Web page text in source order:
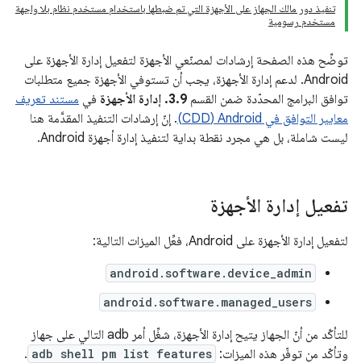
تنفيذ دور مالك الجهاز على الأجهزة التي تم ضبطها باستخدام مستخدم نظام بلا واجهة
مستخدم رسومية
توضِّح هذه الصفحة إرشادات لمصنّعي الأجهزة لتفعيل إدارة الأجهزة على
Android. لدعم إدارة الأجهزة، يجب أن تستوفي الأجهزة جميع متطلبات
توافق البرامج المحدّدة ضمن القسم 3.9. إدارة الأجهزة في مستند تعريف
معايير التوافق في Android‏ (CDD)
. إنّ إرشادات التنفيذ المقدَّمة هنا
ليست شاملة، بل هي مجرد نقطة بداية لتنفيذ إدارة أجهزة Android.
تفعيل إدارة الأجهزة
لتفعيل إدارة الأجهزة على Android، فعِّل الميزات التالية:
android.software.device_admin
android.software.managed_users
للتأكّد من أنّ الجهاز يتيح إدارة الأجهزة، شغِّل أمر adb التالي على جهاز
وتأكّد من توفّر هذه الميزات: adb shell pm list features
.